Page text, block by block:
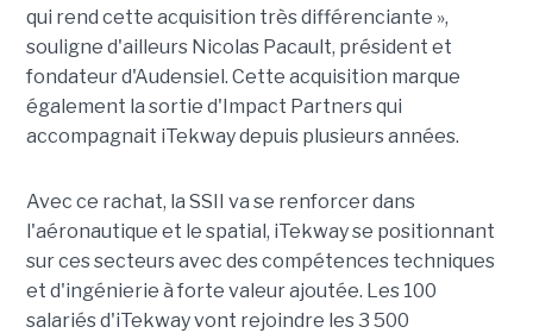
qui rend cette acquisition très différenciante »,
souligne d'ailleurs Nicolas Pacault, président et
fondateur d'Audensiel. Cette acquisition marque
également la sortie d'Impact Partners qui
accompagnait iTekway depuis plusieurs années.
Avec ce rachat, la SSII va se renforcer dans
l'aéronautique et le spatial, iTekway se positionnant
sur ces secteurs avec des compétences techniques
et d'ingénierie à forte valeur ajoutée. Les 100
salariés d'iTekway vont rejoindre les 3 500